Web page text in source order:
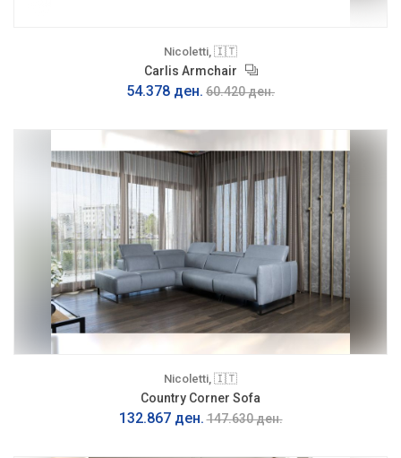
Nicoletti, 🇮🇹
Carlis Armchair
54.378 ден. 60.420 ден.
Nicoletti, 🇮🇹
Country Corner Sofa
132.867 ден. 147.630 ден.